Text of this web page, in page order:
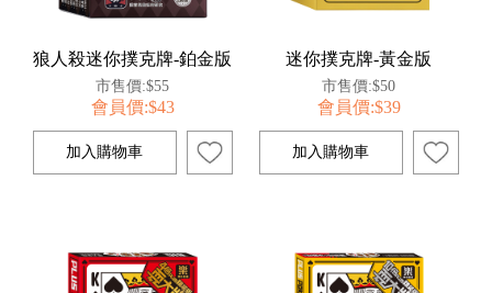
狼人殺迷你撲克牌-鉑金版
市售價:$55
會員價:$43
迷你撲克牌-黃金版
市售價:$50
會員價:$39